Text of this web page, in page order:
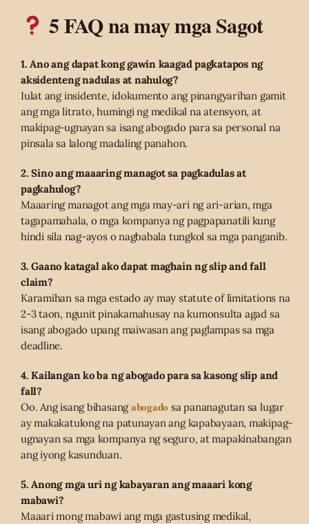
5 FAQ na may mga Sagot
1. Ano ang dapat kong gawin kaagad pagkatapos ng
aksidenteng nadulas at nahulog?
Iulat ang insidente, idokumento ang pinangyarihan gamit
ang mga litrato, humingi ng medikal na atensyon, at
makipag-ugnayan sa isang abogado para sa personal na
pinsala sa lalong madaling panahon.
2. Sino ang maaaring managot sa pagkadulas at
pagkahulog?
Maaaring managot ang mga may-ari ng ari-arian, mga
tagapamahala, o mga kompanya ng pagpapanatili kung
hindi sila nag-ayos o nagbabala tungkol sa mga panganib.
3. Gaano katagal ako dapat maghain ng slip and fall
claim?
Karamihan sa mga estado ay may statute of limitations na
2-3 taon, ngunit pinakamahusay na kumonsulta agad sa
isang abogado upang maiwasan ang paglampas sa mga
deadline.
4. Kailangan ko ba ng abogado para sa kasong slip and
fall?
Oo. Ang isang bihasangabogado sa pananagutan sa lugar
ay makakatulong na patunayan ang kapabayaan, makipag-
ugnayan sa mga kompanya ng seguro, at mapakinabangan
ang iyong kasunduan.
5. Anong mga uri ng kabayaran ang maaari kong
mabawi?
Maaari mong mabawi ang mga gastusing medikal,